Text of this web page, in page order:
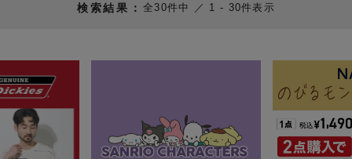
30件中 1 - 30件表示